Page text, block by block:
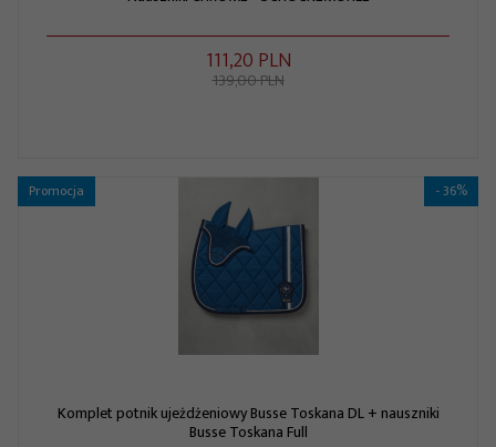
111,20 PLN
139,00 PLN
Promocja - 36%
Komplet potnik ujeżdżeniowy Busse Toskana DL + nauszniki
Busse Toskana Full